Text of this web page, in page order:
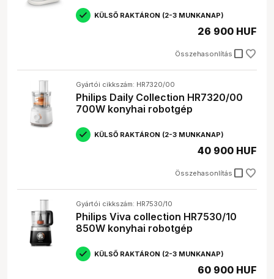
KÜLSŐ RAKTÁRON (2-3 MUNKANAP)
Összehasonlítás check_box_outline_blank
26 900 HUF
Gyártói cikkszám: HR7320/00
Philips Daily Collection HR7320/00
700W konyhai robotgép
KÜLSŐ RAKTÁRON (2-3 MUNKANAP)
Összehasonlítás check_box_outline_blank
40 900 HUF
Gyártói cikkszám: HR7530/10
Philips Viva collection HR7530/10
850W konyhai robotgép
KÜLSŐ RAKTÁRON (2-3 MUNKANAP)
60 900 HUF